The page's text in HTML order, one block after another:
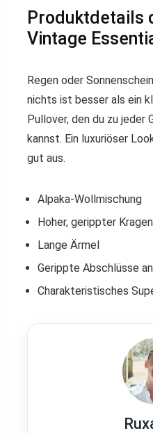
Produktdetails
Vintage
Regen oder
nichts ist besser als ein
Pullover, den du zu jeder
kannst. Ein luxuriöser
gut aus.
Alpaka-Wollmischung
Hoher, gerippter Kragen
Lange Ärmel
Gerippte Abschlüsse
Charakteristisches